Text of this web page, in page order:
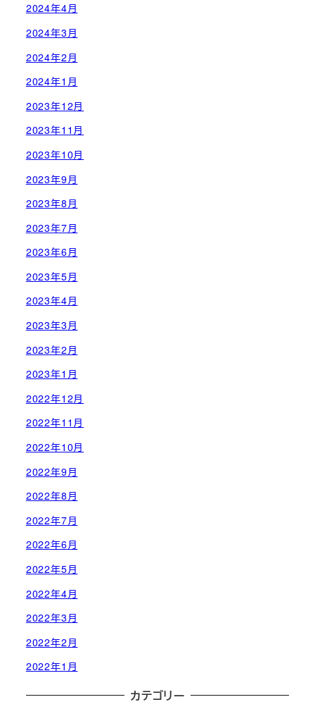
2024年4月
2024年3月
2024年2月
2024年1月
2023年12月
2023年11月
2023年10月
2023年9月
2023年8月
2023年7月
2023年6月
2023年5月
2023年4月
2023年3月
2023年2月
2023年1月
2022年12月
2022年11月
2022年10月
2022年9月
2022年8月
2022年7月
2022年6月
2022年5月
2022年4月
2022年3月
2022年2月
2022年1月
カテゴリー